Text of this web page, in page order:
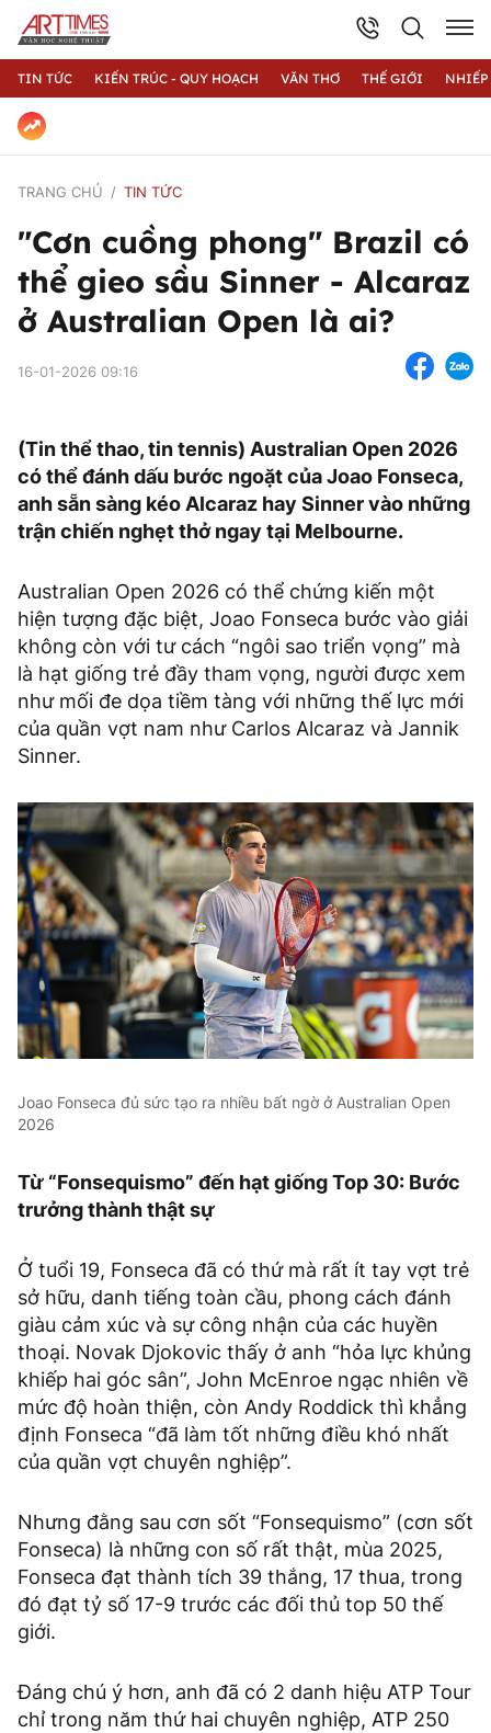
TIN TỨC KIẾN TRÚC - QUY HOẠCH VĂN THƠ THẾ GIỚI
TRANG CHỦ TIN TỨC
"Cơn cuồng phong" Brazil có
thể gieo sầu Sinner - Alcaraz
ở Australian Open là ai?
16-01-2026 09:16
(Tin thể thao, tin tennis) Australian Open 2026
có thể đánh dấu bước ngoặt của Joao Fonseca,
anh sẵn sàng kéo Alcaraz hay Sinner vào những
trận chiến nghẹt thở ngay tại Melbourne.
Australian Open 2026 có thể chứng kiến một
hiện tượng đặc biệt, Joao Fonseca bước vào giải
không còn với tư cách “ngôi sao triển vọng” mà
là hạt giống trẻ đầy tham vọng, người được xem
như mối đe dọa tiềm tàng với những thế lực mới
của quần vợt nam như Carlos Alcaraz và Jannik
Sinner.
Joao Fonseca đủ sức tạo ra nhiều bất ngờ ở Australian Open
2026
Từ “Fonsequismo” đến hạt giống Top 30: Bước
trưởng thành thật sự
Ở tuổi 19, Fonseca đã có thứ mà rất ít tay vợt trẻ
sở hữu, danh tiếng toàn cầu, phong cách đánh
giàu cảm xúc và sự công nhận của các huyền
thoại. Novak Djokovic thấy ở anh “hỏa lực khủng
khiếp hai góc sân”, John McEnroe ngạc nhiên về
mức độ hoàn thiện, còn Andy Roddick thì khẳng
định Fonseca “đã làm tốt những điều khó nhất
của quần vợt chuyên nghiệp”.
Nhưng đằng sau cơn sốt “Fonsequismo” (cơn sốt
Fonseca) là những con số rất thật, mùa 2025,
Fonseca đạt thành tích 39 thắng, 17 thua, trong
đó đạt tỷ số 17-9 trước các đối thủ top 50 thế
giới.
Đáng chú ý hơn, anh đã có 2 danh hiệu ATP Tour
chỉ trong năm thứ hai chuyên nghiệp, ATP 250